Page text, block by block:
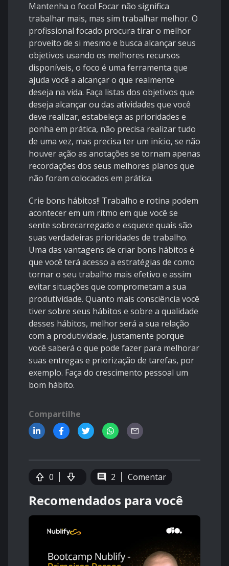
Mantenha o foco! Focar não significa
trabalhar mais, mas sim trabalhar melhor. O
profissional focado procura tirar o melhor
proveito de si mesmo e busca alcançar seus
objetivos usando os melhores recursos
disponíveis, o foco é uma ferramenta que
ajuda você a alcançar o que realmente
deseja na vida. Faça listas dos objetivos que
deseja alcançar ou das atividades que você
deve realizar, estabeleça as prioridades e
ponha em prática, não precisa realizar tudo
de uma vez, mas precisa ter um início, se não
houver ação as anotações se tornam apenas
recordações dos seus melhores planos que
não foram colocados em prática.
Crie bons hábitos!! Trabalho e rotina podem
acontecer em um ritmo em que você se
sente sobrecarregado e esquece quais são
suas verdadeiras prioridades de trabalho.
Uma das vantagens de criar bons hábitos é
que você terá acesso a estratégias de como
tornar o seu trabalho mais efetivo e assim
evitar situações que comprometam a sua
produtividade. Quanto mais consciência você
tiver sobre seus hábitos e sobre a qualidade
desses hábitos, melhor será a sua relação
com a produtividade, justamente porque
você saberá o que pode fazer para melhorar
suas entregas e priorização de tarefas, por
exemplo. Faça do crescimento pessoal um
bom hábito.
Compartilhe
0 2 Comentar
Recomendados para você